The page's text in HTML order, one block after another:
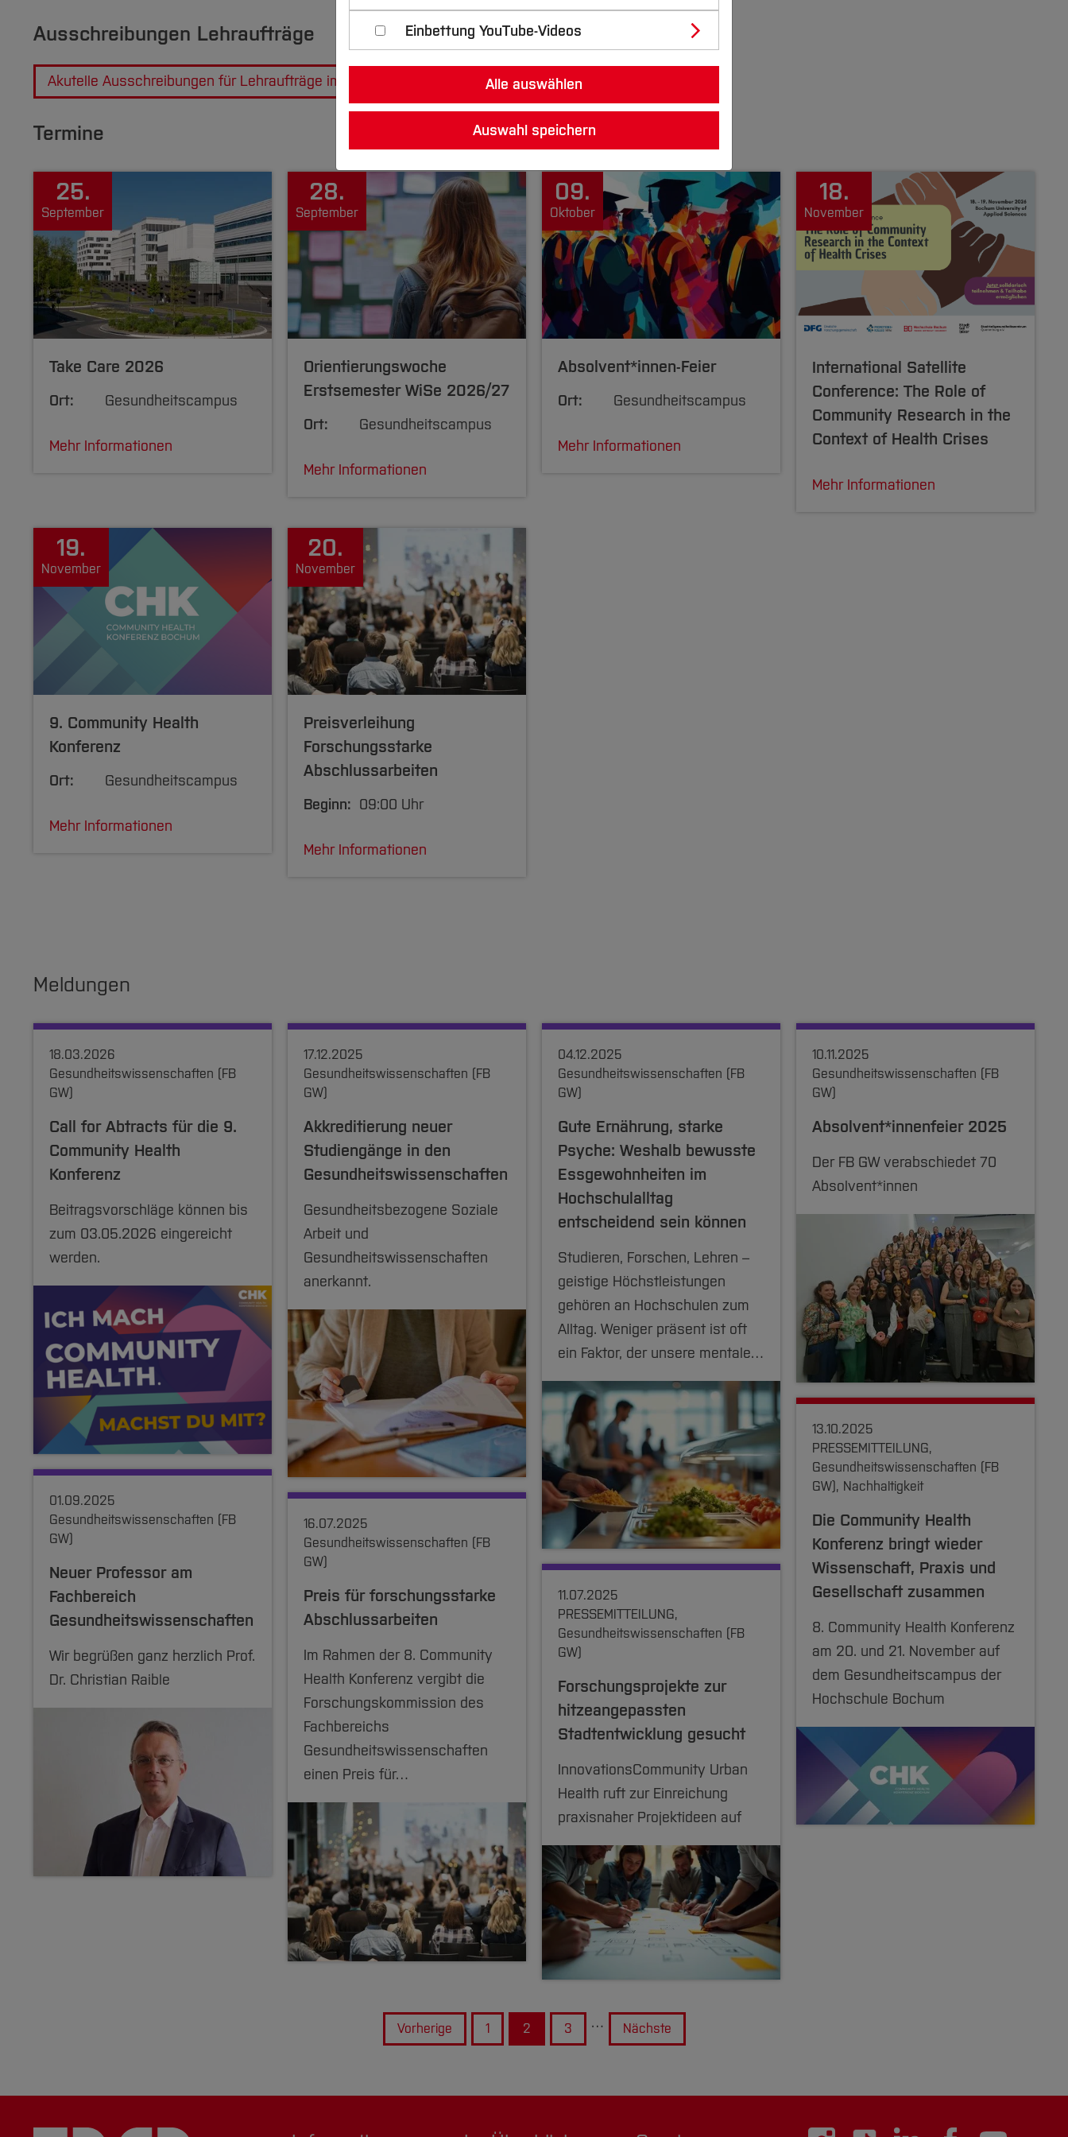
Ausschreibungen Lehraufträge
Akutelle Ausschreibungen für Lehraufträge im Fachbereich
Termine
25.
September
Take Care 2026
Ort: Gesundheitscampus
Mehr Informationen
28.
September
Orientierungswoche
Erstsemester WiSe 2026/27
Ort: Gesundheitscampus
Mehr Informationen
09.
Oktober
Absolvent*innen-Feier
Ort: Gesundheitscampus
Mehr Informationen
18.
November
International Satellite
Conference: The Role of
Community Research in the
Context of Health Crises
Mehr Informationen
19.
November
9. Community Health
Konferenz
Ort: Gesundheitscampus
Mehr Informationen
20.
November
Preisverleihung
Forschungsstarke
Abschlussarbeiten
Beginn: 09:00 Uhr
Mehr Informationen
Meldungen
18.03.2026
Gesundheitswissenschaften (FB
GW)
Call for Abtracts für die 9.
Community Health
Konferenz
Beitragsvorschläge können bis
zum 03.05.2026 eingereicht
werden.
17.12.2025
Gesundheitswissenschaften (FB
GW)
Akkreditierung neuer
Studiengänge in den
Gesundheitswissenschaften
Gesundheitsbezogene Soziale
Arbeit und
Gesundheitswissenschaften
anerkannt.
04.12.2025
Gesundheitswissenschaften (FB
GW)
Gute Ernährung, starke
Psyche: Weshalb bewusste
Essgewohnheiten im
Hochschulalltag
entscheidend sein können
Studieren, Forschen, Lehren –
geistige Höchstleistungen
gehören an Hochschulen zum
Alltag. Weniger präsent ist oft
ein Faktor, der unsere mentale…
10.11.2025
Gesundheitswissenschaften (FB
GW)
Absolvent*innenfeier 2025
Der FB GW verabschiedet 70
Absolvent*innen
13.10.2025
PRESSEMITTEILUNG,
Gesundheitswissenschaften (FB
GW), Nachhaltigkeit
Die Community Health
Konferenz bringt wieder
Wissenschaft, Praxis und
Gesellschaft zusammen
8. Community Health Konferenz
am 20. und 21. November auf
dem Gesundheitscampus der
Hochschule Bochum
01.09.2025
Gesundheitswissenschaften (FB
GW)
Neuer Professor am
Fachbereich
Gesundheitswissenschaften
Wir begrüßen ganz herzlich Prof.
Dr. Christian Raible
16.07.2025
Gesundheitswissenschaften (FB
GW)
Preis für forschungsstarke
Abschlussarbeiten
Im Rahmen der 8. Community
Health Konferenz vergibt die
Forschungskommission des
Fachbereichs
Gesundheitswissenschaften
einen Preis für…
11.07.2025
PRESSEMITTEILUNG,
Gesundheitswissenschaften (FB
GW)
Forschungsprojekte zur
hitzeangepassten
Stadtentwicklung gesucht
InnovationsCommunity Urban
Health ruft zur Einreichung
praxisnaher Projektideen auf
Vorherige 1 2 3 … Nächste
Einbettung YouTube-Videos
Alle auswählen
Auswahl speichern